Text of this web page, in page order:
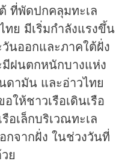
ที่พัดปกคลุมทะเล
ย มีเริ่มกำลังแรงขึ้น
นออกและภาคใต้ฝั่ง
ฝนตกหนักบางแห่ง
ดามัน และอ่าวไทย
ให้ชาวเรือเดินเรือ
อเล็กบริเวณทะเล
จากฝั่ง ในช่วงวันที่
ย